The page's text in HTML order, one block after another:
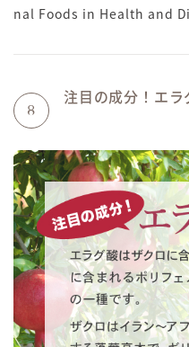
nal Foods in Health and
8
注目の成分！エラ